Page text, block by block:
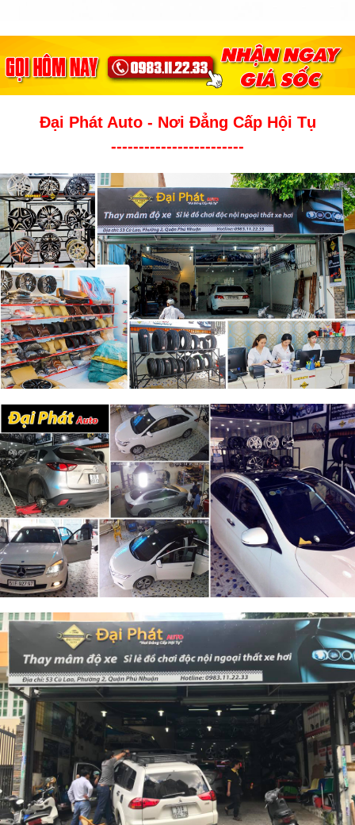
Đại Phát Auto - Nơi Đẳng Cấp Hội Tụ
------------------------